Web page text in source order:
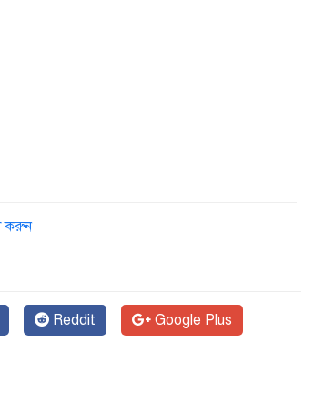
করুন
Reddit Google Plus